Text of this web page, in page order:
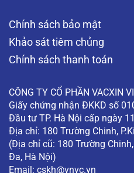
Chính sách bảo mật
Khảo sát tiêm chủng
Chính sách thanh toán
CÔNG TY CỔ PHẦN VACXIN
Giấy chứng nhận ĐKKD số
Đầu tư TP. Hà Nội cấp ngày
Địa chỉ: 180 Trường Chinh,
(Địa chỉ cũ: 180 Trường
Đa, Hà Nội)
Email: cskh@vnvc.vn